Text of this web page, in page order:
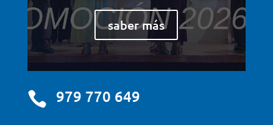
saber más
 979 770 649